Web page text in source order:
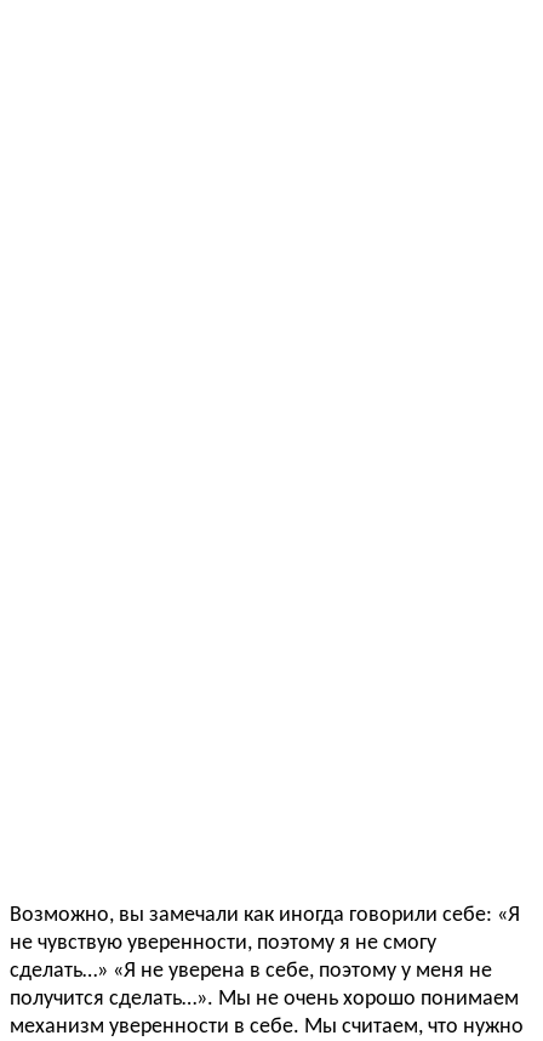
Возможно, вы замечали как иногда говорили себе: «Я
не чувствую уверенности, поэтому я не смогу
сделать…» «Я не уверена в себе, поэтому у меня не
получится сделать…». Мы не очень хорошо понимаем
механизм уверенности в себе. Мы считаем, что нужно